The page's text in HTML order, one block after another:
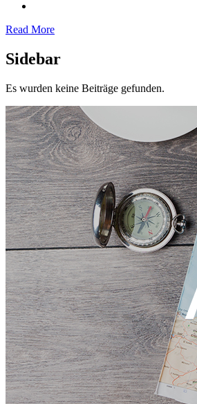
Read More
Sidebar
Es wurden keine Beiträge gefunden.